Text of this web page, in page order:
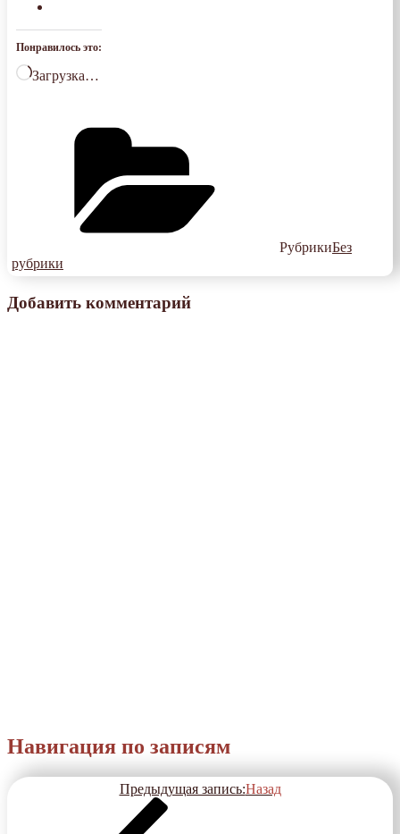
Понравилось это:
Загрузка…
РубрикиБез
рубрики
Добавить комментарий
Навигация по записям
Предыдущая запись:Назад